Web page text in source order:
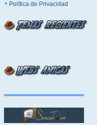
Política de Privacidad